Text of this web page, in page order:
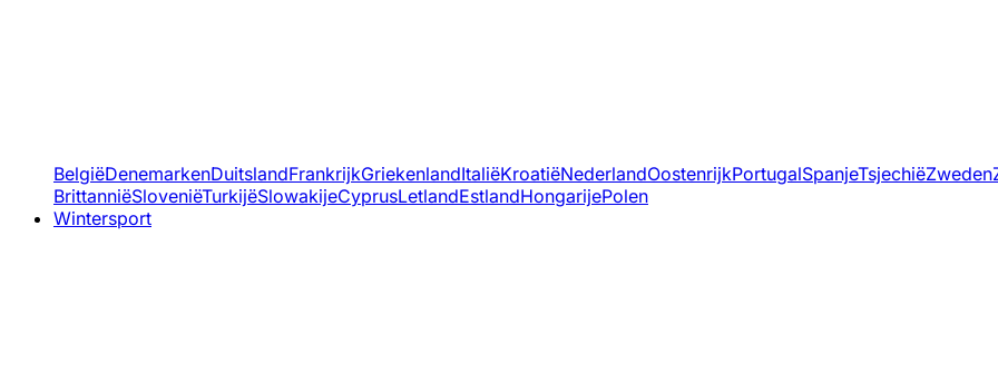
BelgiëDenemarkenDuitslandFrankrijkGriekenlandItaliëKroatiëNederlandOostenrijkPortugalSpanjeTsjechiëZweden
BrittanniëSloveniëTurkijëSlowakijeCyprusLetlandEstlandHongarijePolen
Wintersport